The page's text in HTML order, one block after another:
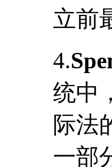
立前
4.
统中
际法
一部